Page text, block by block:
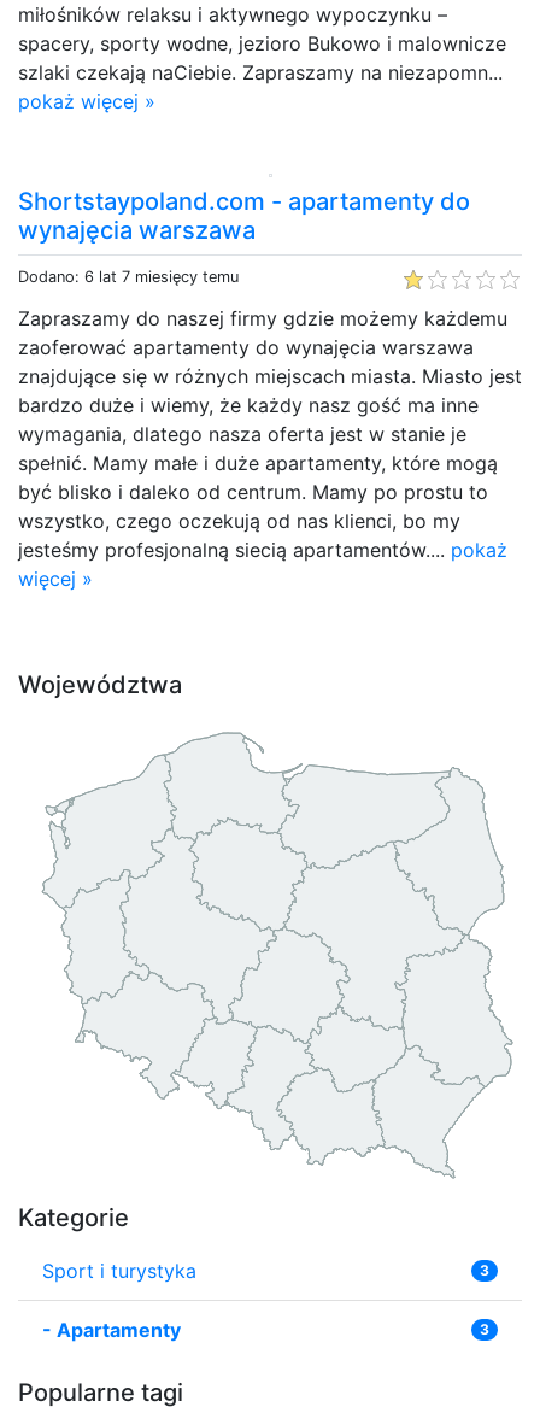
miłośników relaksu i aktywnego wypoczynku –
spacery, sporty wodne, jezioro Bukowo i malownicze
szlaki czekają naCiebie. Zapraszamy na niezapomn...
pokaż więcej »
Shortstaypoland.com - apartamenty do
wynajęcia warszawa
Dodano: 6 lat 7 miesięcy temu
Zapraszamy do naszej firmy gdzie możemy każdemu
zaoferować apartamenty do wynajęcia warszawa
znajdujące się w różnych miejscach miasta. Miasto jest
bardzo duże i wiemy, że każdy nasz gość ma inne
wymagania, dlatego nasza oferta jest w stanie je
spełnić. Mamy małe i duże apartamenty, które mogą
być blisko i daleko od centrum. Mamy po prostu to
wszystko, czego oczekują od nas klienci, bo my
jesteśmy profesjonalną siecią apartamentów.... pokaż
więcej »
Województwa
Kategorie
Sport i turystyka 3
- Apartamenty 3
Popularne tagi